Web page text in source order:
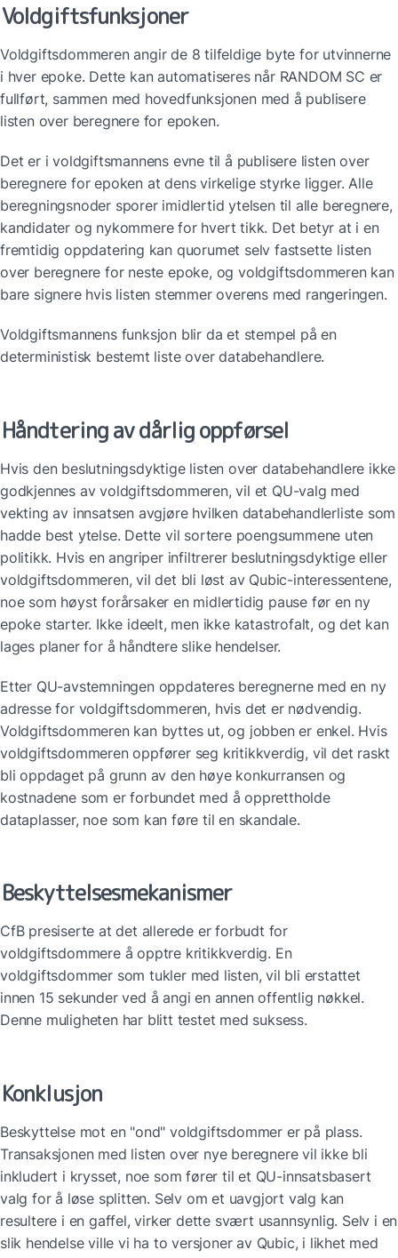
Voldgiftsfunksjoner
Voldgiftsdommeren angir de 8 tilfeldige byte for utvinnerne
i hver epoke. Dette kan automatiseres når RANDOM SC er
fullført, sammen med hovedfunksjonen med å publisere
listen over beregnere for epoken.
Det er i voldgiftsmannens evne til å publisere listen over
beregnere for epoken at dens virkelige styrke ligger. Alle
beregningsnoder sporer imidlertid ytelsen til alle beregnere,
kandidater og nykommere for hvert tikk. Det betyr at i en
fremtidig oppdatering kan quorumet selv fastsette listen
over beregnere for neste epoke, og voldgiftsdommeren kan
bare signere hvis listen stemmer overens med rangeringen.
Voldgiftsmannens funksjon blir da et stempel på en
deterministisk bestemt liste over databehandlere.
Håndtering av dårlig oppførsel
Hvis den beslutningsdyktige listen over databehandlere ikke
godkjennes av voldgiftsdommeren, vil et QU-valg med
vekting av innsatsen avgjøre hvilken databehandlerliste som
hadde best ytelse. Dette vil sortere poengsummene uten
politikk. Hvis en angriper infiltrerer beslutningsdyktige eller
voldgiftsdommeren, vil det bli løst av Qubic-interessentene,
noe som høyst forårsaker en midlertidig pause før en ny
epoke starter. Ikke ideelt, men ikke katastrofalt, og det kan
lages planer for å håndtere slike hendelser.
Etter QU-avstemningen oppdateres beregnerne med en ny
adresse for voldgiftsdommeren, hvis det er nødvendig.
Voldgiftsdommeren kan byttes ut, og jobben er enkel. Hvis
voldgiftsdommeren oppfører seg kritikkverdig, vil det raskt
bli oppdaget på grunn av den høye konkurransen og
kostnadene som er forbundet med å opprettholde
dataplasser, noe som kan føre til en skandale.
Beskyttelsesmekanismer
CfB presiserte at det allerede er forbudt for
voldgiftsdommere å opptre kritikkverdig. En
voldgiftsdommer som tukler med listen, vil bli erstattet
innen 15 sekunder ved å angi en annen offentlig nøkkel.
Denne muligheten har blitt testet med suksess.
Konklusjon
Beskyttelse mot en "ond" voldgiftsdommer er på plass.
Transaksjonen med listen over nye beregnere vil ikke bli
inkludert i krysset, noe som fører til et QU-innsatsbasert
valg for å løse splitten. Selv om et uavgjort valg kan
resultere i en gaffel, virker dette svært usannsynlig. Selv i en
slik hendelse ville vi ha to versjoner av Qubic, i likhet med